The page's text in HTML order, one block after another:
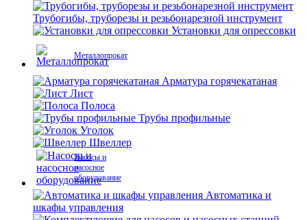
Трубогибы, труборезы и резьбонарезной инструмент
Установки для опрессовки
Металлопрокат
Арматура горячекатаная
Лист
Полоса
Трубы профильные
Уголок
Швеллер
Насосы и
насосное
оборудование
Автоматика и
шкафы управления